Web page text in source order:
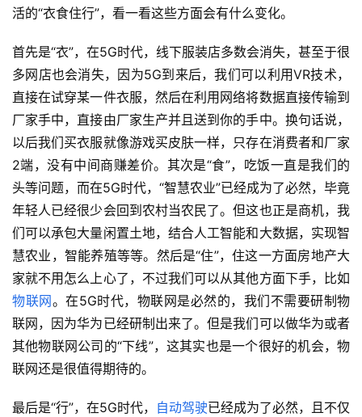
活的“衣食住行”，看一看这些方面会有什么变化。
首先是“衣”，在5G时代，线下服装店多数会消失，甚至于很
多网店也会消失，因为5G到来后，我们可以利用VR技术，
直接在试穿某一件衣服，然后在利用网络将数据直接传输到
厂家手中，直接由厂家生产并且送到你的手中。换句话说，
以后我们买衣服就像游戏买皮肤一样，只存在消费者和厂家
2端，没有中间商赚差价。其次是“食”，吃饭一直是我们的
头等问题，而在5G时代，“智慧农业”已经成为了必然，毕竟
年轻人已经很少会回到农村当农民了。但这也正是商机，我
们可以承包大量闲置土地，结合人工智能和大数据，实现智
慧农业，智能养殖等等。然后是“住”，住这一方面房地产大
家就不用怎么上心了，不过我们可以从其他方面下手，比如
物联网。在5G时代，物联网是必然的，我们不需要研制物
联网，因为华为已经研制出来了。但是我们可以做华为或者
其他物联网公司的“下线”，这其实也是一个很好的机会，物
联网还是很值得期待的。
最后是“行”，在5G时代， 自动驾驶已经成为了必然，且不仅